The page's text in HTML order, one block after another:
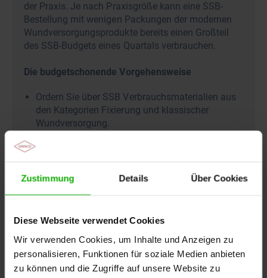
Zustimmung Details Über Cookies
Diese Webseite verwendet Cookies
Wir verwenden Cookies, um Inhalte und Anzeigen zu
personalisieren, Funktionen für soziale Medien anbieten
zu können und die Zugriffe auf unsere Website zu
der Praxis. Je nach Praxisgröße kann eine SSB-
Bestellung mit wenigen Packungen der modernen
Wundversorgungsprodukte bereits einen Großteil
des SSB-Budgets eines Quartals verbrauchen.
Die budgetschonende Vorgehensweise
Ordern Sie über SSB Verbrauchsmaterialien aus
den Kategorien Fixierung und klassischer
Wundversorgung.
Sachets zum Antherapieren und Testen, um
anschließend die Versorgung über Verordnungen
Zur kostenfreien Musterbestellung